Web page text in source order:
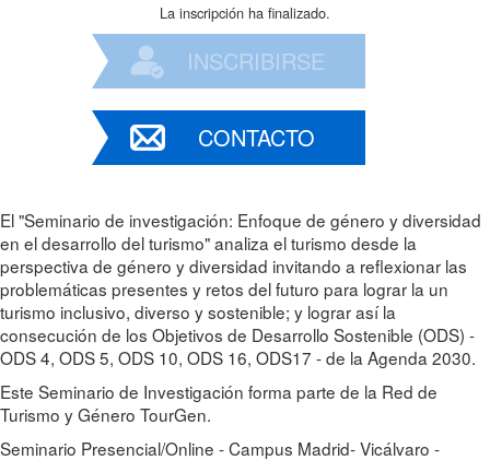
La inscripción ha finalizado.
INSCRIBIRSE
CONTACTO
El "Seminario de investigación: Enfoque de género y diversidad
en el desarrollo del turismo" analiza el turismo desde la
perspectiva de género y diversidad invitando a reflexionar las
problemáticas presentes y retos del futuro para lograr la un
turismo inclusivo, diverso y sostenible; y lograr así la
consecución de los Objetivos de Desarrollo Sostenible (ODS) -
ODS 4, ODS 5, ODS 10, ODS 16, ODS17 - de la Agenda 2030.
Este Seminario de Investigación forma parte de la Red de
Turismo y Género TourGen.
Seminario Presencial/Online - Campus Madrid- Vicálvaro -